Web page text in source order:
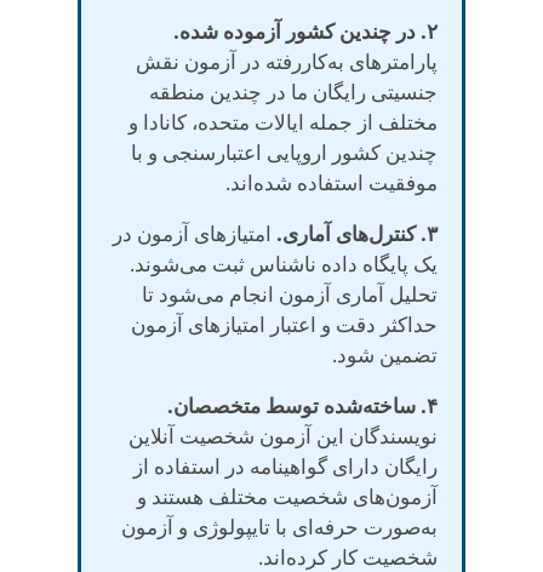
۲. در چندین کشور آزموده شده.
پارامترهای به‌کاررفته در آزمون نقش
جنسیتی رایگان ما در چندین منطقه
مختلف از جمله ایالات متحده، کانادا و
چندین کشور اروپایی اعتبارسنجی و با
موفقیت استفاده شده‌اند.
۳. کنترل‌های آماری.
امتیازهای آزمون در
یک پایگاه داده ناشناس ثبت می‌شوند.
تحلیل آماری آزمون انجام می‌شود تا
حداکثر دقت و اعتبار امتیازهای آزمون
تضمین شود.
۴. ساخته‌شده توسط متخصصان.
نویسندگان این آزمون شخصیت آنلاین
رایگان دارای گواهینامه در استفاده از
آزمون‌های شخصیت مختلف هستند و
به‌صورت حرفه‌ای با تایپولوژی و آزمون
شخصیت کار کرده‌اند.